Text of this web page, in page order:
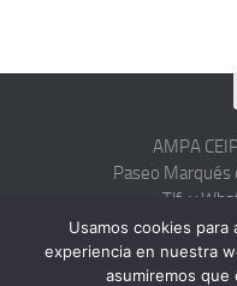
AMPA
Paseo Marqués
Tlf. y
Usamos cookies
experiencia en nuestra
asumiremos que